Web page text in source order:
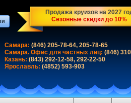
Продажа круизов на 2027
Сезонные скидки до 10%
Самара: (846) 205-78-64, 205-78-65
Самара. Офис для частных лиц: (846)
Казань: (843) 292-12-58, 292-22-50
Ярославль: (4852) 593-903